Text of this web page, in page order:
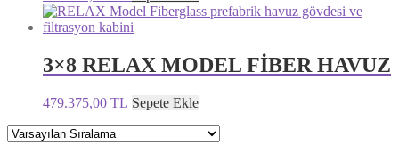
3×8 RELAX MODEL FİBER HAVUZ
479.375,00 TL Sepete Ekle